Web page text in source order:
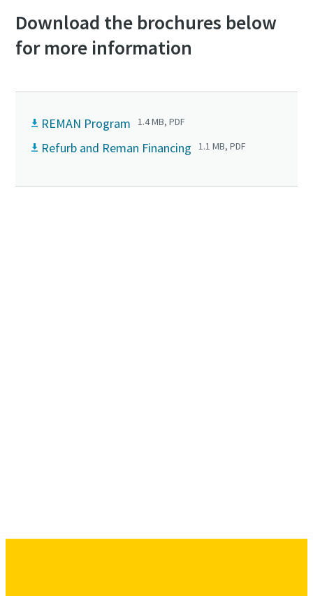
Download the brochures below
for more information
REMAN Program 1.4 MB, PDF
Refurb and Reman Financing 1.1 MB, PDF